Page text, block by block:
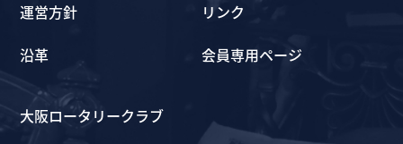
運営方針
沿革
リンク
会員専用ページ
大阪ロータリークラブ